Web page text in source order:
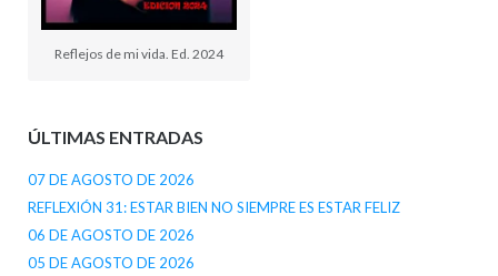
Reflejos de mi vida. Ed. 2024
ÚLTIMAS ENTRADAS
07 DE AGOSTO DE 2026
REFLEXIÓN 31: ESTAR BIEN NO SIEMPRE ES ESTAR FELIZ
06 DE AGOSTO DE 2026
05 DE AGOSTO DE 2026